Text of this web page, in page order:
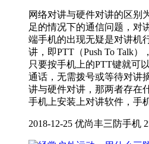
网络对讲与硬件对讲的区别
足的情况下的通信问题，对
端手机的出现无疑是对讲机
讲，即PTT（Push To Talk）
只要按手机上的PTT键就可
通话，无需拨号或等待对讲
讲与硬件对讲，那两者存在
手机上安装上对讲软件，手
2018-12-25 优尚丰三防手机